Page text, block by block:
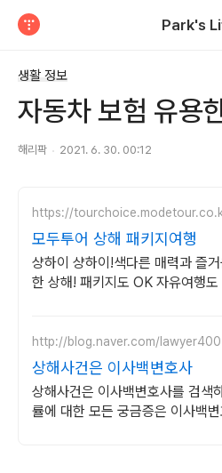
Park's
생활 정보
자동차 보험 유용
해리팍 2021. 6. 30. 00:12
https://
모두투어 상해 패키지여행
샹하이 샹하이!색다른 매력과 즐
한 상해! 패키지도 OK 자유여행도
http://blog.naver.com/lawyer400
상해사건은 이사백변호사
상해사건은 이사백변호사를 검색
률에 대한 모든 궁금증은 이사백